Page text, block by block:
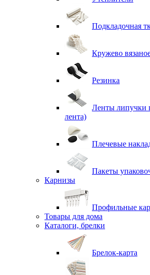
Подкладочная
Кружево
Резинка
Ленты липучки
лента)
Плечевые
Пакеты
Карнизы
Профильные
Товары для дома
Каталоги, брелки
Брелок-карта